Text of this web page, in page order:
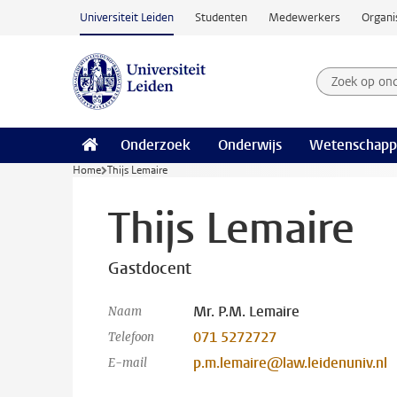
Ga naar hoofdinhoud
Universiteit Leiden Studenten Medewerkers
Zoek op
Zoekterm
Onderzoek Onderwijs
Home Thijs Lemaire
Thijs Lemaire
Gastdocent
Naam Mr. P.M. Lemaire
Telefoon 071 5272727
E-mail p.m.lemaire@law.leidenuniv.nl